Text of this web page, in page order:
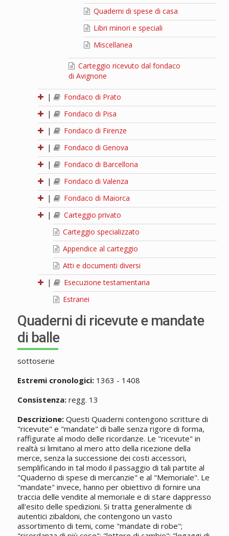
Quaderni di spese di casa
Libri minori e speciali
Miscellanea
Carteggio ricevuto dal fondaco
di Avignone
|
Fondaco di Prato
|
Fondaco di Pisa
|
Fondaco di Firenze
|
Fondaco di Genova
|
Fondaco di Barcellona
|
Fondaco di Valenza
|
Fondaco di Maiorca
|
Carteggio privato
Carteggio specializzato
Appendice al carteggio
Atti e documenti diversi
|
Esecuzione testamentaria
Estranei
Quaderni di ricevute e mandate
di balle
sottoserie
Estremi cronologici:1363 - 1408
Consistenza:regg. 13
Descrizione:Questi Quaderni contengono scritture di
"ricevute" e "mandate" di balle senza rigore di forma,
raffigurate al modo delle ricordanze. Le "ricevute" in
realtà si limitano al mero atto della ricezione della
merce, senza la successione dei costi accessori,
semplificando in tal modo il passaggio di tali partite al
"Quaderno di spese di mercanzie" e al "Memoriale". Le
"mandate" invece, hanno per obiettivo di fornire una
traccia delle vendite al memoriale e di stare dappresso
all'esito delle spedizioni. Si tratta generalmente di
autentici zibaldoni, che contengono un vasto
assortimento di temi, come "mandate di robe";